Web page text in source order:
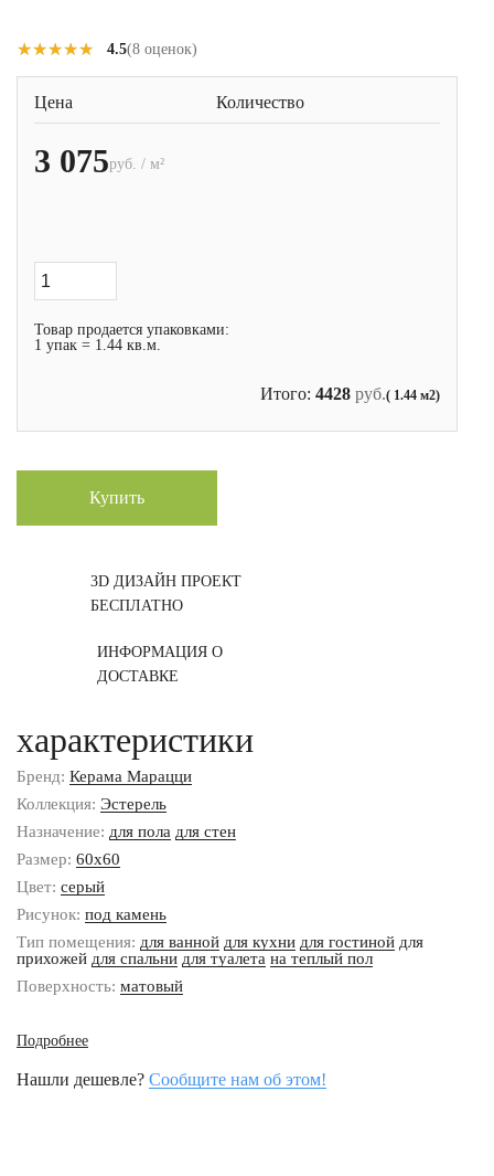
★★★★★
★★★★★ 4.5(8 оценок)
Цена Количество
3 075руб. / м²
Товар продается упаковками:
1 упак = 1.44 кв.м.
Итого: 4428 руб.( 1.44 м2)
Купить
3D ДИЗАЙН ПРОЕКТ
БЕСПЛАТНО
ИНФОРМАЦИЯ О
ДОСТАВКЕ
характеристики
Бренд: Керама Марацци
Коллекция: Эстерель
Назначение: для пола для стен
Размер: 60x60
Цвет: серый
Рисунок: под камень
Тип помещения: для ванной для кухни для гостиной для
прихожей для спальни для туалета на теплый пол
Поверхность: матовый
Подробнее
Нашли дешевле? Сообщите нам об этом!